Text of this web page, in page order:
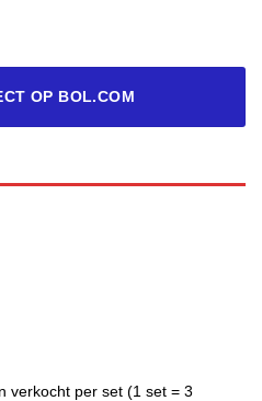
OP BOL.COM
verkocht per set (1 set = 3